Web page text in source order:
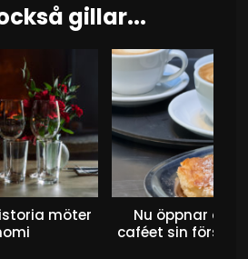
gillar...
möter
Nu öppnar det
caféet sin första